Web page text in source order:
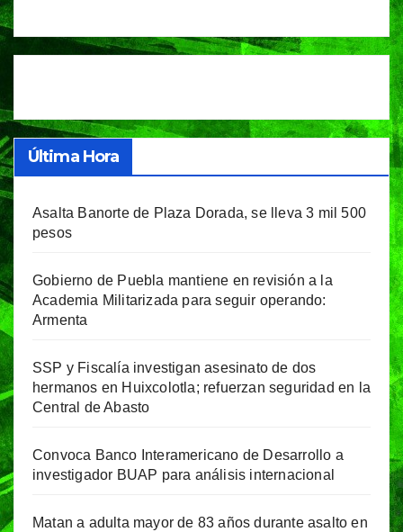
Última Hora
Asalta Banorte de Plaza Dorada, se lleva 3 mil 500
pesos
Gobierno de Puebla mantiene en revisión a la
Academia Militarizada para seguir operando:
Armenta
SSP y Fiscalía investigan asesinato de dos
hermanos en Huixcolotla; refuerzan seguridad en la
Central de Abasto
Convoca Banco Interamericano de Desarrollo a
investigador BUAP para análisis internacional
Matan a adulta mayor de 83 años durante asalto en